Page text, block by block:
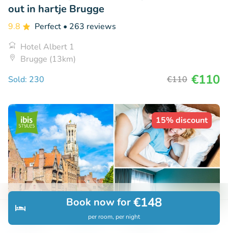
Search Bookings
Book now for€148
per room, per night
out in hartje Brugge
9.8 Perfect • 263 reviews
Hotel Albert 1
Brugge (13km)
Sold: 230
€110 €110
15% discount